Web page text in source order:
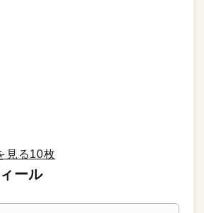
見る10枚
ール